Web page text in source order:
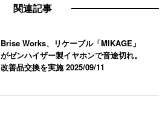
関連記事
Brise Works、リケーブル「MIKAGE」
がゼンハイザー製イヤホンで音途切れ。
改善品交換を実施2025/09/11